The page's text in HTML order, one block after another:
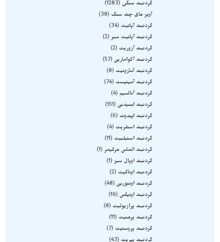
گردنبند سنگی
1283
آویز های چند سنگ
38
گردنبند آپاتیت
34
گردنبند آپاتیت سبز 2
گردنبند آزوریت
2
گردنبند آکوامارین 57
گردنبند آمازونیت
8
گردنبند آمیتیست
74
گردنبند آنالسیم
4
گردنبند ابسیدین 151
گردنبند اپیدوت
6
گردنبند استلریت
4
گردنبند استیلبیت
11
گردنبند الماس هرکیمر 1
گردنبند اوپال سبز 1
گردنبند اوناکیت
2
گردنبند اونتورین 48
گردنبند اونیکس
19
گردنبند پرازیولیت
8
گردنبند پرهنیت
11
گردنبند پروستیت
7
گردنبند پیریت
43